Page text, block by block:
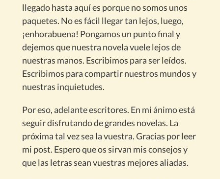
llegado hasta aquí es porque no somos unos
paquetes. No es fácil llegar tan lejos, luego,
¡enhorabuena! Pongamos un punto final y
dejemos que nuestra novela vuele lejos de
nuestras manos. Escribimos para ser leídos.
Escribimos para compartir nuestros mundos y
nuestras inquietudes.
Por eso, adelante escritores. En mi ánimo está
seguir disfrutando de grandes novelas. La
próxima tal vez sea la vuestra. Gracias por leer
mi post. Espero que os sirvan mis consejos y
que las letras sean vuestras mejores aliadas.